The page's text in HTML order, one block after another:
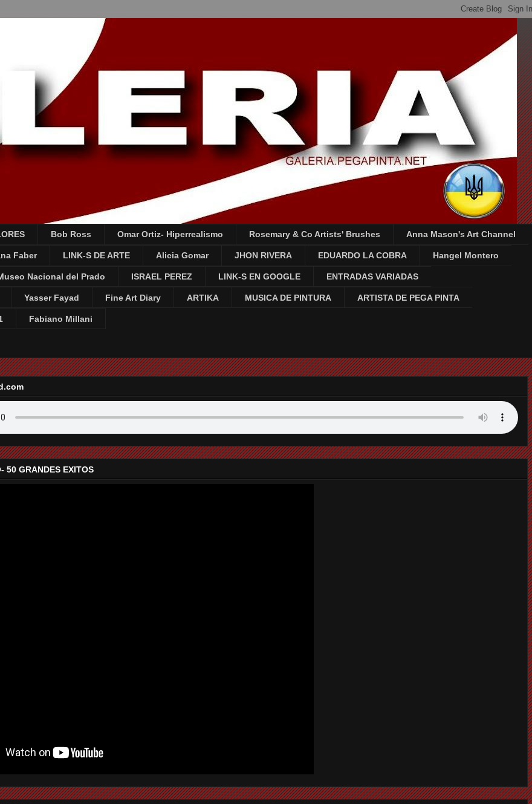
Bob Ross Omar Ortiz- Hiperrealismo Rosemary & Co Artists' Brushes Anna Mason's Art Channel
Faber LINK-S DE ARTE Alicia Gomar JHON RIVERA EDUARDO LA COBRA Hangel Montero
Nacional del Prado ISRAEL PEREZ LINK-S EN GOOGLE ENTRADAS VARIADAS
Yasser Fayad Fine Art Diary ARTIKA MUSICA DE PINTURA ARTISTA DE PEGA PINTA
Fabiano Millani
50 GRANDES EXITOS